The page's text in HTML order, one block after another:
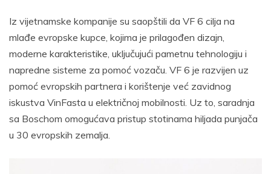
Iz vijetnamske kompanije su saopštili da VF 6 cilja na
mlađe evropske kupce, kojima je prilagođen dizajn,
moderne karakteristike, uključujući pametnu tehnologiju i
napredne sisteme za pomoć vozaču. VF 6 je razvijen uz
pomoć evropskih partnera i korištenje već zavidnog
iskustva VinFasta u električnoj mobilnosti. Uz to, saradnja
sa Boschom omogućava pristup stotinama hiljada punjača
u 30 evropskih zemalja.